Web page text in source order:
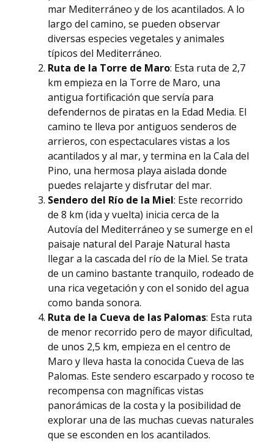
mar Mediterráneo y de los acantilados. A lo
largo del camino, se pueden observar
diversas especies vegetales y animales
típicos del Mediterráneo.
Ruta de la Torre de Maro: Esta ruta de 2,7
km empieza en la Torre de Maro, una
antigua fortificación que servía para
defendernos de piratas en la Edad Media. El
camino te lleva por antiguos senderos de
arrieros, con espectaculares vistas a los
acantilados y al mar, y termina en la Cala del
Pino, una hermosa playa aislada donde
puedes relajarte y disfrutar del mar.
Sendero del Río de la Miel: Este recorrido
de 8 km (ida y vuelta) inicia cerca de la
Autovía del Mediterráneo y se sumerge en el
paisaje natural del Paraje Natural hasta
llegar a la cascada del río de la Miel. Se trata
de un camino bastante tranquilo, rodeado de
una rica vegetación y con el sonido del agua
como banda sonora.
Ruta de la Cueva de las Palomas: Esta ruta
de menor recorrido pero de mayor dificultad,
de unos 2,5 km, empieza en el centro de
Maro y lleva hasta la conocida Cueva de las
Palomas. Este sendero escarpado y rocoso te
recompensa con magníficas vistas
panorámicas de la costa y la posibilidad de
explorar una de las muchas cuevas naturales
que se esconden en los acantilados.